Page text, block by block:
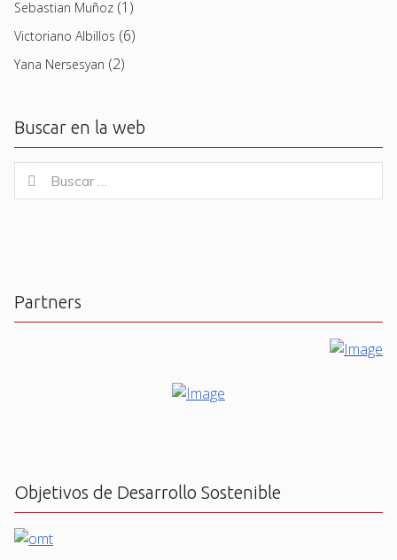
Sebastian Muñoz (1)
Victoriano Albillos (6)
Yana Nersesyan (2)
Buscar en la web
for:
Buscar
Partners
Objetivos de Desarrollo Sostenible